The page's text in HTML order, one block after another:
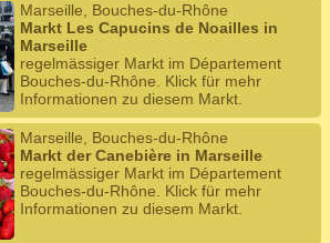
Marseille, Bouches-du-Rhône
Markt Les Capucins de Noailles in
Marseille
regelmässiger Markt im Département
Bouches-du-Rhône. Klick für mehr
Informationen zu diesem Markt.
Marseille, Bouches-du-Rhône
Markt der Canebière in Marseille
regelmässiger Markt im Département
Bouches-du-Rhône. Klick für mehr
Informationen zu diesem Markt.